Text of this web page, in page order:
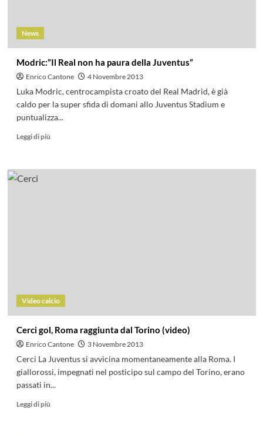
News
Modric:”Il Real non ha paura della Juventus”
Enrico Cantone 4 Novembre 2013
Luka Modric, centrocampista croato del Real Madrid, è già
caldo per la super sfida di domani allo Juventus Stadium e
puntualizza...
Leggi di più
Video calcio
Cerci gol, Roma raggiunta dal Torino (video)
Enrico Cantone 3 Novembre 2013
Cerci La Juventus si avvicina momentaneamente alla Roma. I
giallorossi, impegnati nel posticipo sul campo del Torino, erano
passati in...
Leggi di più